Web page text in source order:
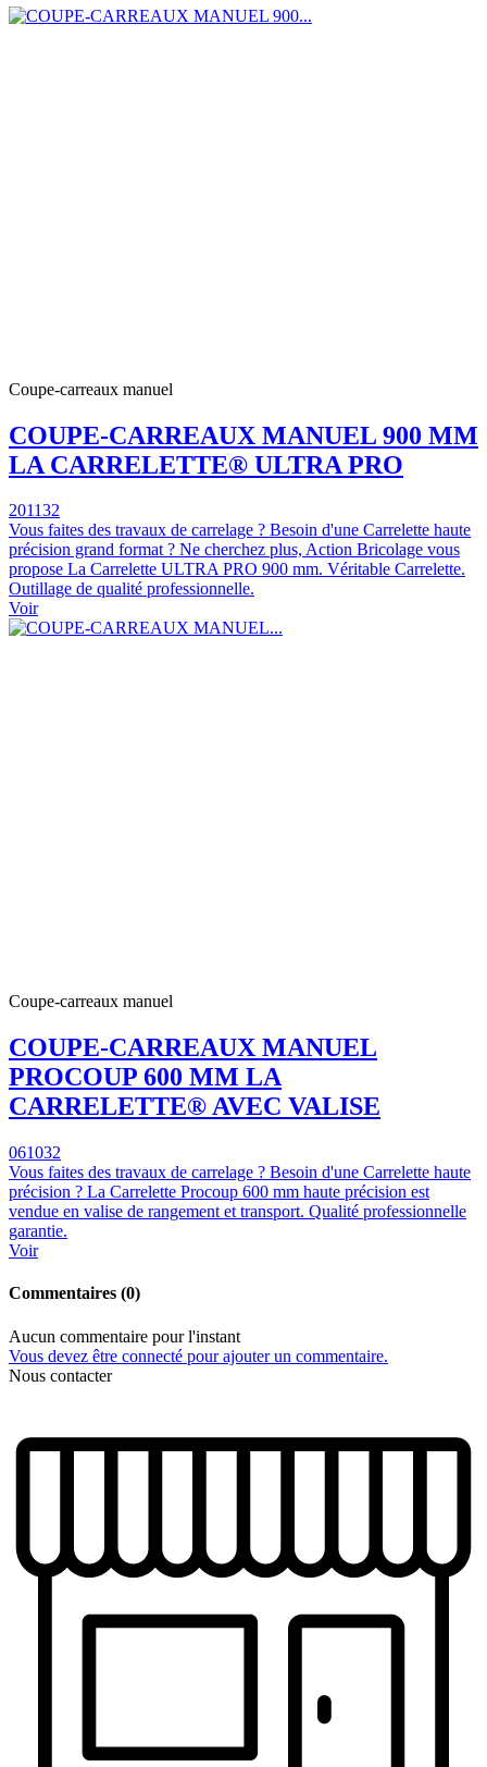
Coupe-carreaux manuel
COUPE-CARREAUX MANUEL 900 MM
LA CARRELETTE® ULTRA PRO
201132
Vous faites des travaux de carrelage ? Besoin d'une Carrelette haute
précision grand format ? Ne cherchez plus, Action Bricolage vous
propose La Carrelette ULTRA PRO 900 mm. Véritable Carrelette.
Outillage de qualité professionnelle.
Voir
Coupe-carreaux manuel
COUPE-CARREAUX MANUEL
PROCOUP 600 MM LA
CARRELETTE® AVEC VALISE
061032
Vous faites des travaux de carrelage ? Besoin d'une Carrelette haute
précision ? La Carrelette Procoup 600 mm haute précision est
vendue en valise de rangement et transport. Qualité professionnelle
garantie.
Voir
Commentaires (0)
Aucun commentaire pour l'instant
Vous devez être connecté pour ajouter un commentaire.
Nous contacter